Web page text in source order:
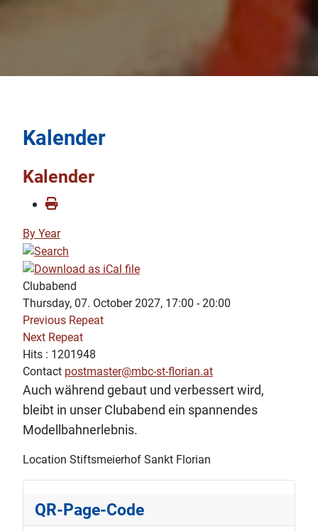
Kalender
Kalender
By Year
Clubabend
Thursday, 07. October 2027, 17:00 - 20:00
Previous Repeat
Next Repeat
Hits : 1201948
Contact postmaster@mbc-st-florian.at
Auch während gebaut und verbessert wird,
bleibt in unser Clubabend ein spannendes
Modellbahnerlebnis.
Location Stiftsmeierhof Sankt Florian
QR-Page-Code